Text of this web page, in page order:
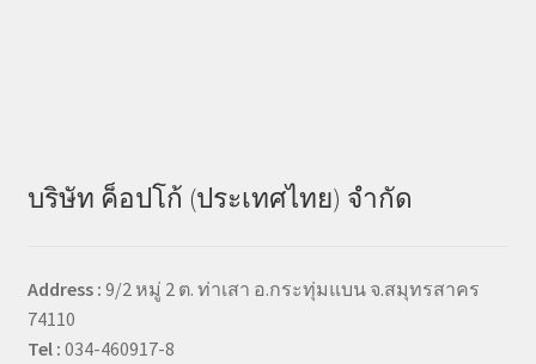
บริษัท ค็อปโก้ (ประเทศไทย) จำกัด
Address : 9/2 หมู่ 2 ต. ท่าเสา อ.กระทุ่มแบน จ.สมุทรสาคร
74110
Tel : 034-460917-8